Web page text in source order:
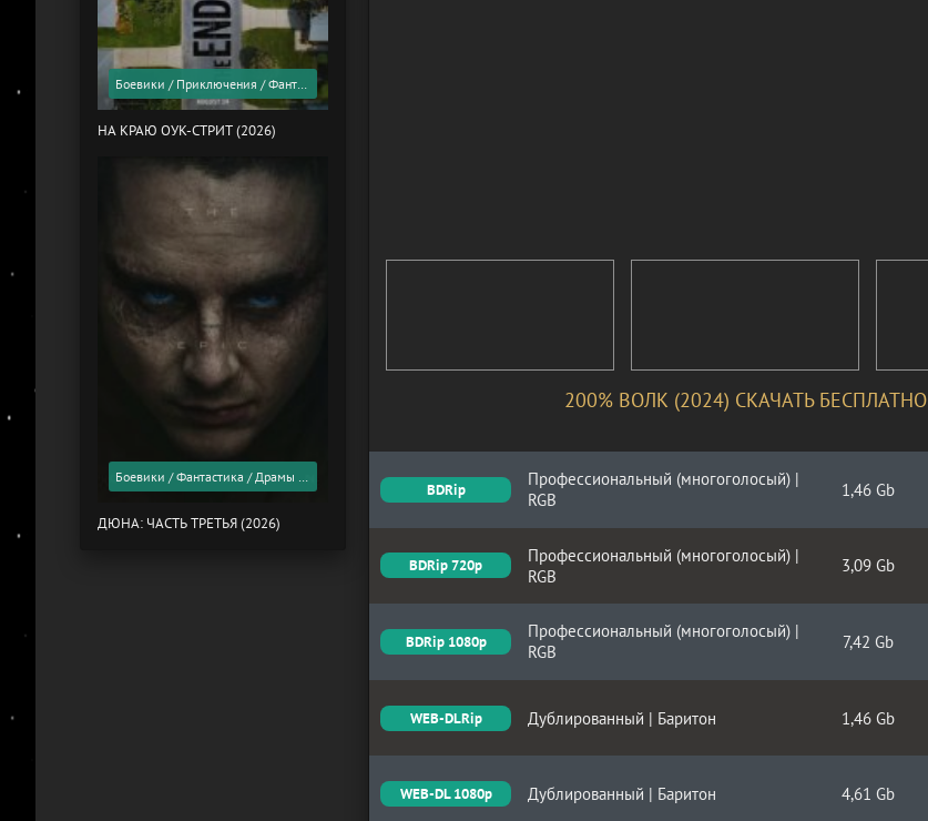
200% ВОЛК (2024) СКАЧАТЬ БЕСПЛАТНО
BDRip
Профессиональный (многоголосый) |
RGB
1,46 Gb
BDRip 720p
Профессиональный (многоголосый) |
RGB
3,09 Gb
BDRip 1080p
Профессиональный (многоголосый) |
RGB
7,42 Gb
WEB-DLRip Дублированный | Баритон 1,46 Gb
WEB-DL 1080p Дублированный | Баритон 4,61 Gb
Боевики / Приключения / Фантастика / Фильмы 2026 года / Скоро в кино
НА КРАЮ ОУК-СТРИТ (2026)
Боевики / Фантастика / Драмы / Фильмы 2026 года / Скоро в кино
ДЮНА: ЧАСТЬ ТРЕТЬЯ (2026)